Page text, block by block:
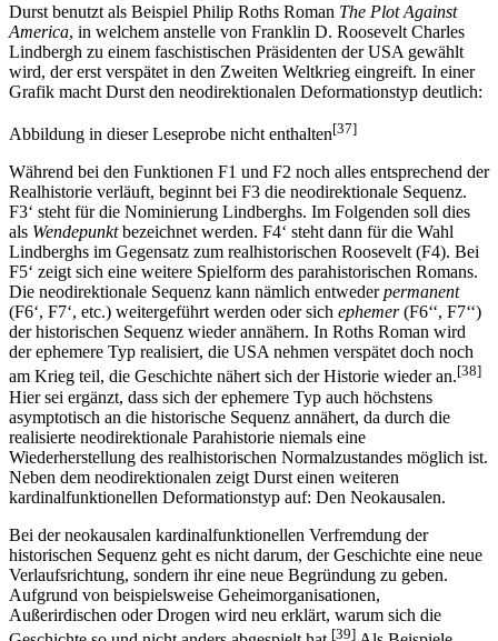
Durst benutzt als Beispiel Philip Roths Roman The Plot Against
America, in welchem anstelle von Franklin D. Roosevelt Charles
Lindbergh zu einem faschistischen Präsidenten der USA gewählt
wird, der erst verspätet in den Zweiten Weltkrieg eingreift. In einer
Grafik macht Durst den neodirektionalen Deformationstyp deutlich:
Abbildung in dieser Leseprobe nicht enthalten[37]
Während bei den Funktionen F1 und F2 noch alles entsprechend der
Realhistorie verläuft, beginnt bei F3 die neodirektionale Sequenz.
F3‘ steht für die Nominierung Lindberghs. Im Folgenden soll dies
als Wendepunktbezeichnet werden. F4‘ steht dann für die Wahl
Lindberghs im Gegensatz zum realhistorischen Roosevelt (F4). Bei
F5‘ zeigt sich eine weitere Spielform des parahistorischen Romans.
Die neodirektionale Sequenz kann nämlich entwederpermanent
(F6‘, F7‘, etc.) weitergeführt werden oder sich ephemer(F6‘‘, F7‘‘)
der historischen Sequenz wieder annähern. In Roths Roman wird
der ephemere Typ realisiert, die USA nehmen verspätet doch noch
am Krieg teil, die Geschichte nähert sich der Historie wieder an.[38]
Hier sei ergänzt, dass sich der ephemere Typ auch höchstens
asymptotisch an die historische Sequenz annähert, da durch die
realisierte neodirektionale Parahistorie niemals eine
Wiederherstellung des realhistorischen Normalzustandes möglich ist.
Neben dem neodirektionalen zeigt Durst einen weiteren
kardinalfunktionellen Deformationstyp auf: Den Neokausalen.
Bei der neokausalen kardinalfunktionellen Verfremdung der
historischen Sequenz geht es nicht darum, der Geschichte eine neue
Verlaufsrichtung, sondern ihr eine neue Begründung zu geben.
Aufgrund von beispielsweise Geheimorganisationen,
Außerirdischen oder Drogen wird neu erklärt, warum sich die
[39]